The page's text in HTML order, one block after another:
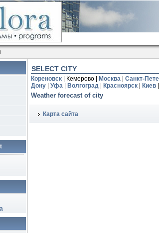
SELECT CITY
Кореновск| Кемерово | Москва| Санкт-
Дону| Уфа| Волгоград| Красноярск| Киев|
Weather forecast of city
Карта сайта